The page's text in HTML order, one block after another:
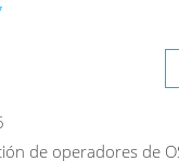
de operadores de